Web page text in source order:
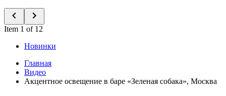
Item 1 of 12
Новинки
Главная
Видео
Акцентное освещение в баре «Зеленая собака», Москва